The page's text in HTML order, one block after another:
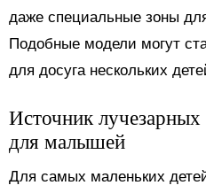
даже специальные зоны
Подобные модели могут
для досуга нескольких
Источник
для малышей
Для самых маленьких